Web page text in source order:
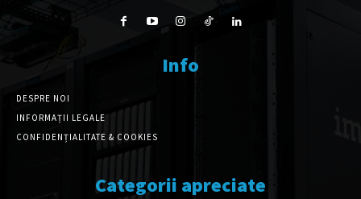
Info
DESPRE NOI
INFORMAȚII LEGALE
CONFIDENȚIALITATE & COOKIES
Categorii apreciate